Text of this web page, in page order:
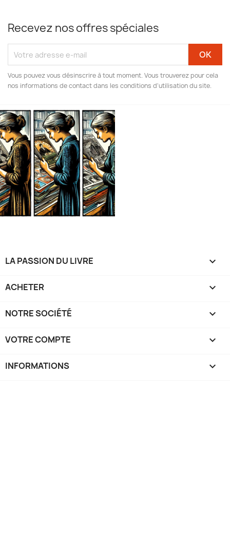
Recevez nos offres spéciales
Vous pouvez vous désinscrire à tout moment. Vous trouverez pour cela
nos informations de contact dans les conditions d'utilisation du site.
LA PASSION DU LIVRE 
ACHETER 
NOTRE SOCIÉTÉ 
VOTRE COMPTE 
INFORMATIONS keyboard_arrow_down